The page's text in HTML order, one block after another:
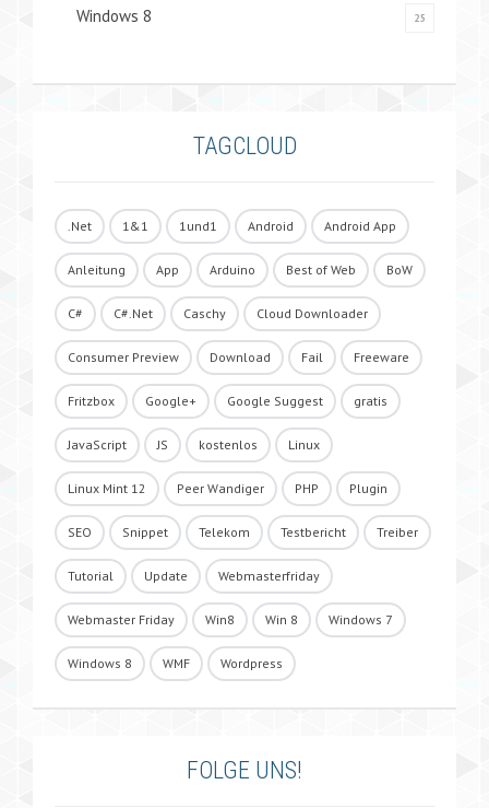
Windows 8 25
TAGCLOUD
.Net 1&1 1und1 Android Android App
Anleitung App Arduino Best of Web BoW
C# C#.Net Caschy Cloud Downloader
Consumer Preview Download Fail Freeware
Fritzbox Google+ Google Suggest gratis
JavaScript JS kostenlos Linux
Linux Mint 12 Peer Wandiger PHP Plugin
SEO Snippet Telekom Testbericht Treiber
Tutorial Update Webmasterfriday
Webmaster Friday Win8 Win 8 Windows 7
Windows 8 WMF Wordpress
FOLGE UNS!